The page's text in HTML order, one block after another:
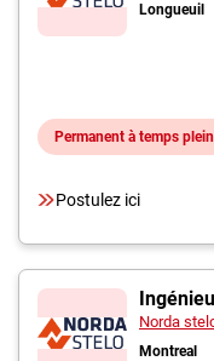
Longueuil
Permanent à temps plein
Postulez ici
Norda
Montreal